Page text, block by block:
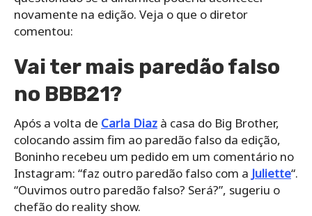
novamente na edição. Veja o que o diretor
comentou:
Vai ter mais paredão falso
no BBB21?
Após a volta de Carla Diaz à casa do Big Brother,
colocando assim fim ao paredão falso da edição,
Boninho recebeu um pedido em um comentário no
Instagram: “faz outro paredão falso com a Juliette“.
“Ouvimos outro paredão falso? Será?”, sugeriu o
chefão do reality show.